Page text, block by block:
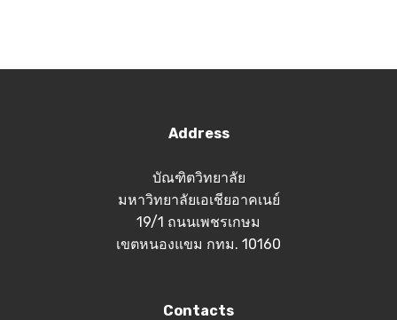
Address
บัณฑิตวิทยาลัย
มหาวิทยาลัยเอเชียอาคเนย์
19/1 ถนนเพชรเกษม
เขตหนองแขม กทม. 10160
Contacts